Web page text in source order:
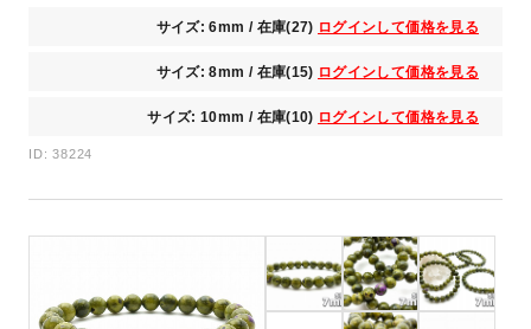
サイズ: 6mm / 在庫(27) ログインして価格を見る
サイズ: 8mm / 在庫(15) ログインして価格を見る
サイズ: 10mm / 在庫(10) ログインして価格を見る
ID: 38224